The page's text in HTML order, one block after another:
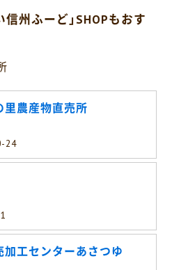
信州ふーど」SHOPもおす
里農産物直売所
24
工センターあさつゆ